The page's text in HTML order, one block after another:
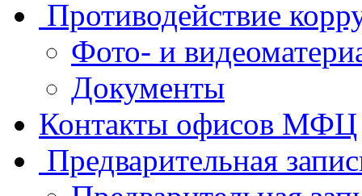
Противодействие
Фото- и
Документы
Контакты офисов МФЦ
Предварительная